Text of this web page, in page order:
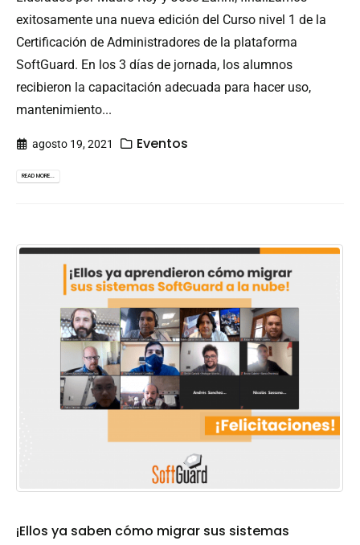
exitosamente una nueva edición del Curso nivel 1 de la
Certificación de Administradores de la plataforma
SoftGuard. En los 3 días de jornada, los alumnos
recibieron la capacitación adecuada para hacer uso,
mantenimiento...
agosto 19, 2021 Eventos
READ MORE...
¡Ellos ya saben cómo migrar sus sistemas